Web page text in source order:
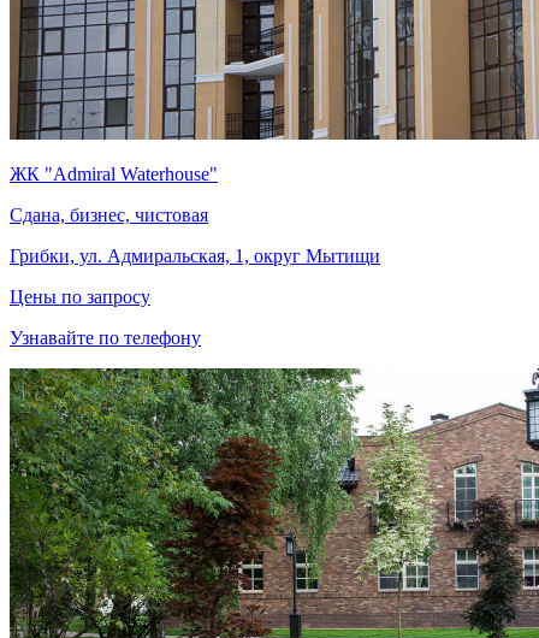
ЖК "Admiral Waterhouse"
Сдана, бизнес, чистовая
Грибки, ул. Адмиральская, 1, округ Мытищи
Цены по запросу
Узнавайте по телефону